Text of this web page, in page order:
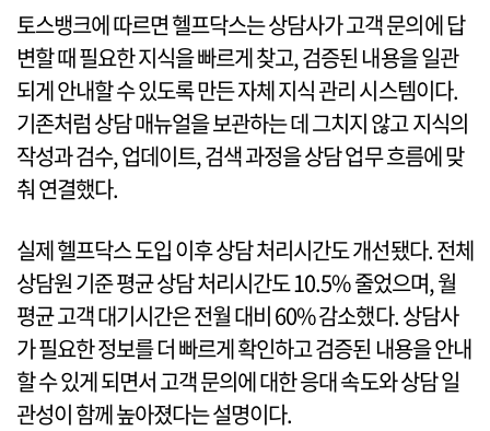
토스뱅크에 따르면 헬프닥스는 상담사가 고객 문의에 답
변할 때 필요한 지식을 빠르게 찾고, 검증된 내용을 일관
되게 안내할 수 있도록 만든 자체 지식 관리 시스템이다.
기존처럼 상담 매뉴얼을 보관하는 데 그치지 않고 지식의
작성과 검수, 업데이트, 검색 과정을 상담 업무 흐름에 맞
춰 연결했다.
실제 헬프닥스 도입 이후 상담 처리시간도 개선됐다. 전체
상담원 기준 평균 상담 처리시간도 10.5% 줄었으며, 월
평균 고객 대기시간은 전월 대비 60% 감소했다. 상담사
가 필요한 정보를 더 빠르게 확인하고 검증된 내용을 안내
할 수 있게 되면서 고객 문의에 대한 응대 속도와 상담 일
관성이 함께 높아졌다는 설명이다.